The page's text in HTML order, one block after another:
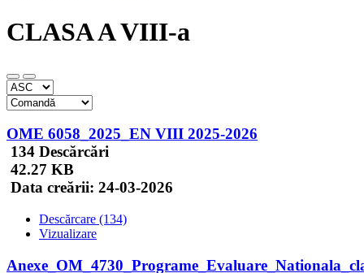
CLASA A VIII-a
OME 6058_2025_EN VIII 2025-2026
134 Descărcări
42.27 KB
Data creării: 24-03-2026
Descărcare (134)
Vizualizare